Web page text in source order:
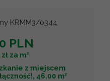
KRMM3/0344
PLN
za m2
z miejscem
46.00 m2